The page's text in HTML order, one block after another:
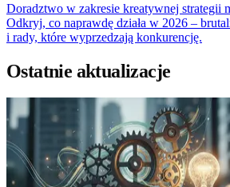
Doradztwo w zakresie kreatywnej strategii
Odkryj, co naprawdę działa w 2026 –
i rady, które wyprzedzają konkurencję.
Ostatnie aktualizacje